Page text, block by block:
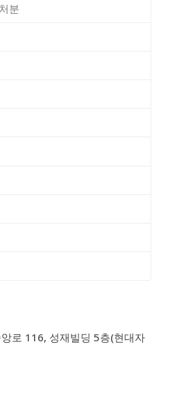
분
로 116, 성재빌딩 5층(현대자